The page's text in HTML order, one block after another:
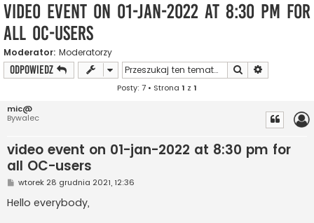
u
video event on 01-jan-2022 at 8:30 pm for
all OC-users
Moderator: Moderatorzy
ODPOWIEDZ Szukaj
Posty: 7 • Strona 1 z 1
mic@
Bywalec
video event on 01-jan-2022 at 8:30 pm for
all OC-users
P
s
t
wtorek 28 grudnia 2021, 12:36
Hello everybody,